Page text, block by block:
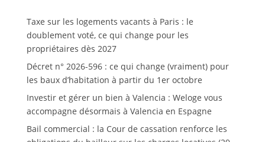
Taxe sur les logements vacants à Paris : le
doublement voté, ce qui change pour les
propriétaires dès 2027
Décret n° 2026-596 : ce qui change (vraiment) pour
les baux d’habitation à partir du 1er octobre
Investir et gérer un bien à Valencia : Weloge vous
accompagne désormais à Valencia en Espagne
Bail commercial : la Cour de cassation renforce les